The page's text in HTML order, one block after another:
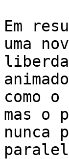
Em
uma
como
mas o
nunca